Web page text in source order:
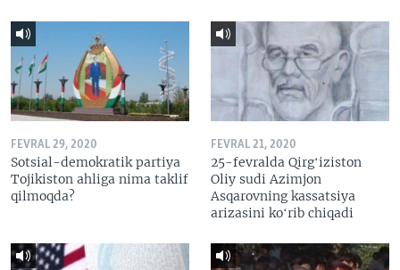
FEVRAL 29, 2020
Sotsial-demokratik partiya
Tojikiston ahliga nima taklif
qilmoqda?
FEVRAL 21, 2020
25-fevralda Qirgʻiziston
Oliy sudi Azimjon
Asqarovning kassatsiya
arizasini koʻrib chiqadi